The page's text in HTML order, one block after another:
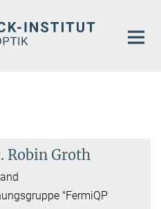
Robin Groth
"FermiQP